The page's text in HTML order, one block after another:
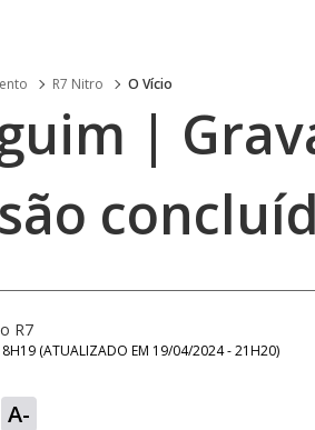
R7 Nitro O Vício
|
R7
(ATUALIZADO EM 19/04/2024 - 21H20)
A-